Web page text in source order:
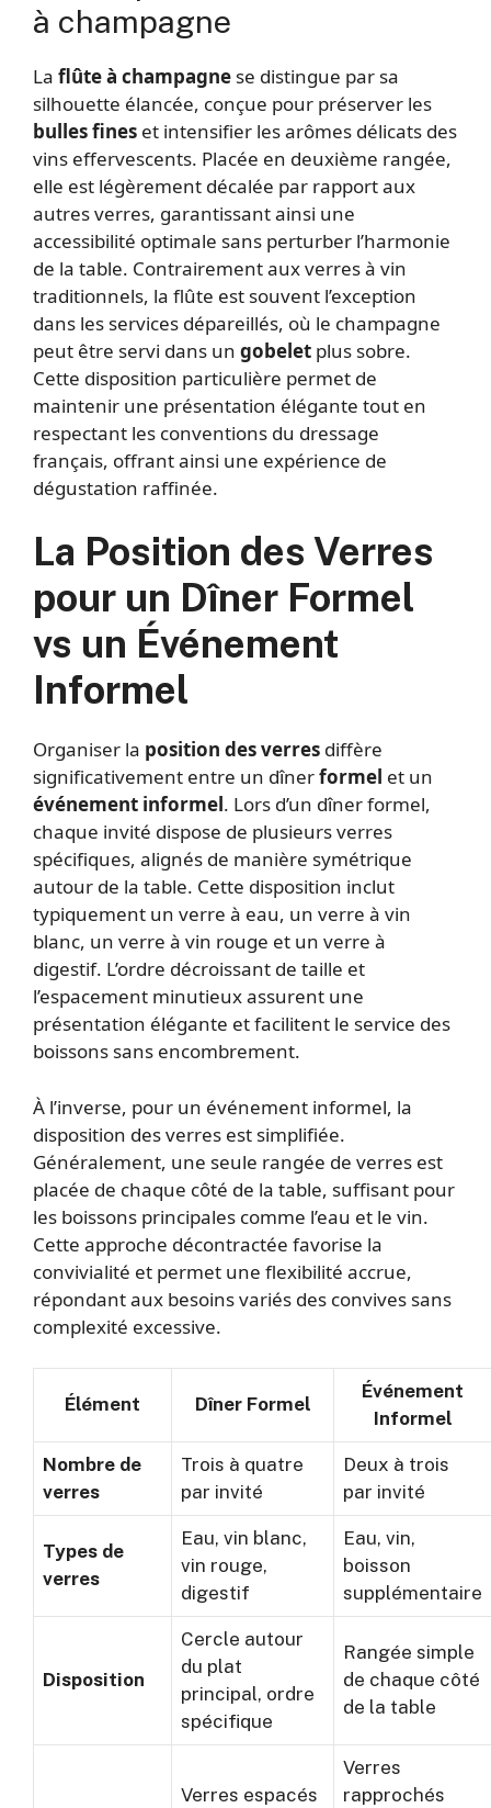
à champagne
La flûte à champagne se distingue par sa
silhouette élancée, conçue pour préserver les
bulles fines et intensifier les arômes délicats des
vins effervescents. Placée en deuxième rangée,
elle est légèrement décalée par rapport aux
autres verres, garantissant ainsi une
accessibilité optimale sans perturber l’harmonie
de la table. Contrairement aux verres à vin
traditionnels, la flûte est souvent l’exception
dans les services dépareillés, où le champagne
peut être servi dans un gobelet plus sobre.
Cette disposition particulière permet de
maintenir une présentation élégante tout en
respectant les conventions du dressage
français, offrant ainsi une expérience de
dégustation raffinée.
La Position des Verres
pour un Dîner Formel
vs un Événement
Informel
Organiser la position des verres diffère
significativement entre un dînerformel et un
événement informel. Lors d’un dîner formel,
chaque invité dispose de plusieurs verres
spécifiques, alignés de manière symétrique
autour de la table. Cette disposition inclut
typiquement un verre à eau, un verre à vin
blanc, un verre à vin rouge et un verre à
digestif. L’ordre décroissant de taille et
l’espacement minutieux assurent une
présentation élégante et facilitent le service des
boissons sans encombrement.
À l’inverse, pour un événement informel, la
disposition des verres est simplifiée.
Généralement, une seule rangée de verres est
placée de chaque côté de la table, suffisant pour
les boissons principales comme l’eau et le vin.
Cette approche décontractée favorise la
convivialité et permet une flexibilité accrue,
répondant aux besoins variés des convives sans
complexité excessive.
Élément Dîner Formel
Événement
Informel
Nombre de
verres
Trois à quatre
par invité
Deux à trois
par invité
Types de
verres
Eau, vin blanc,
vin rouge,
digestif
Eau, vin,
boisson
supplémentaire
Disposition
Cercle autour
du plat
principal, ordre
spécifique
Rangée simple
de chaque côté
de la table
Verres espacés
Verres
rapprochés